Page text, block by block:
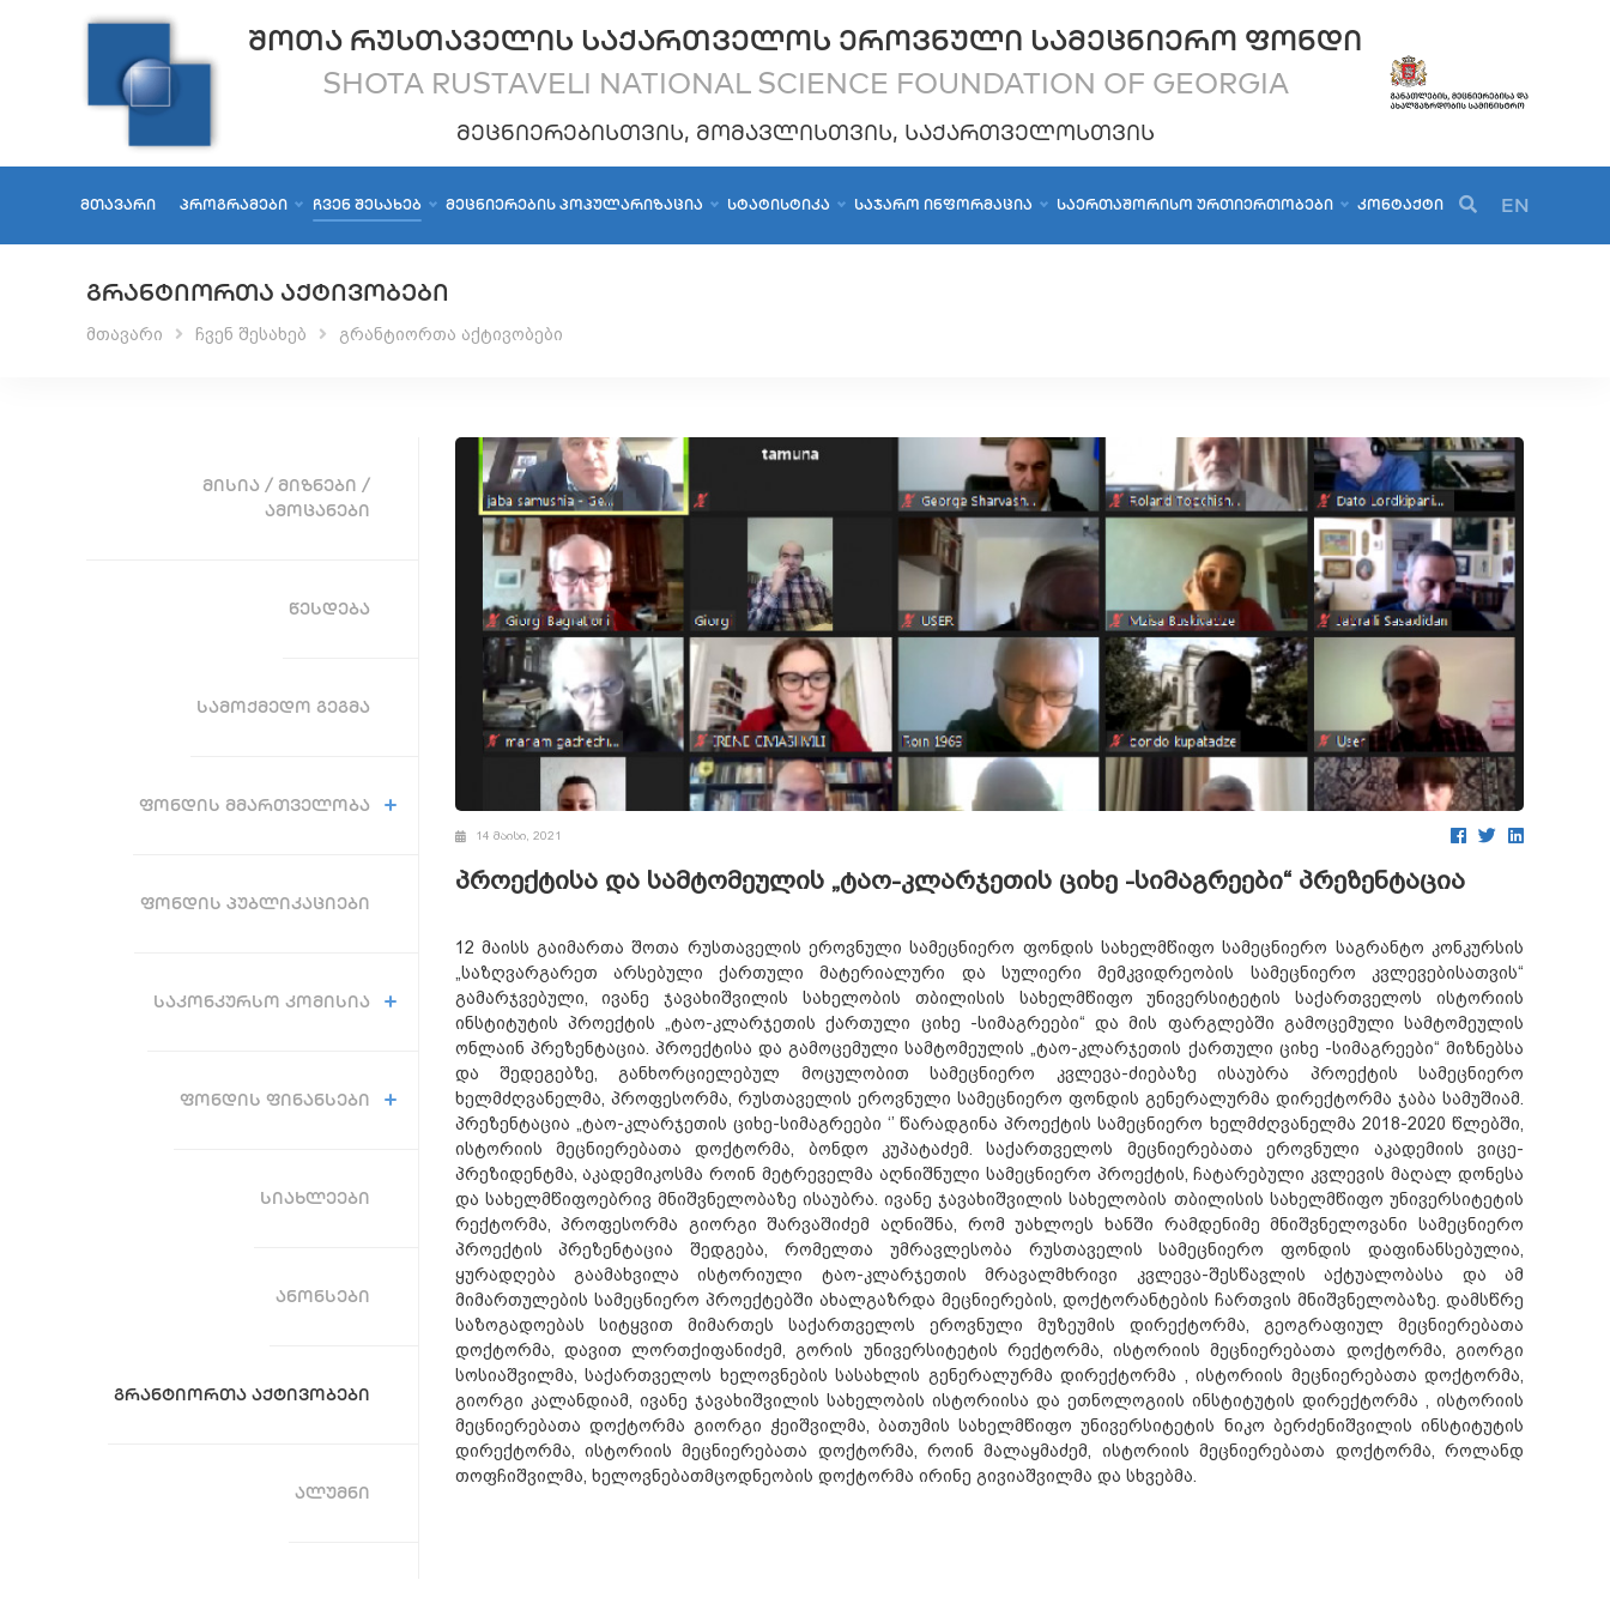
ᲨᲝᲗᲐ ᲠᲣᲡᲗᲐᲕᲔᲚᲘᲡ ᲡᲐᲥᲐᲠᲗᲕᲔᲚᲝᲡ ᲔᲠᲝᲕᲜᲣᲚᲘ ᲡᲐᲛᲔᲪᲜᲘᲔᲠᲝ ᲤᲝᲜᲓᲘ
SHOTA RUSTAVELI NATIONAL SCIENCE FOUNDATION OF GEORGIA
ᲛᲔᲪᲜᲘᲔᲠᲔᲑᲘᲡᲗᲕᲘᲡ, ᲛᲝᲛᲐᲕᲚᲘᲡᲗᲕᲘᲡ, ᲡᲐᲥᲐᲠᲗᲕᲔᲚᲝᲡᲗᲕᲘᲡ
ᲛᲗᲐᲕᲐᲠᲘ ᲞᲠᲝᲒᲠᲐᲛᲔᲑᲘ ᲩᲕᲔᲜ ᲨᲔᲡᲐᲮᲔᲑ ᲛᲔᲪᲜᲘᲔᲠᲔᲑᲘᲡ ᲞᲝᲞᲣᲚᲐᲠᲘᲖᲐᲪᲘᲐ ᲡᲢᲐᲢᲘᲡᲢᲘᲙᲐ ᲡᲐᲯᲐᲠᲝ ᲘᲜᲤᲝᲠᲛᲐᲪᲘᲐ ᲡᲐᲔᲠᲗᲐᲨᲝᲠᲘᲡᲝ ᲣᲠᲗᲘᲔᲠᲗᲝᲑᲔᲑᲘ ᲙᲝᲜᲢᲐᲥᲢᲘ EN
ᲒᲠᲐᲜᲢᲘᲝᲠᲗᲐ ᲐᲥᲢᲘᲕᲝᲑᲔᲑᲘ
მთავარი ჩვენ შესახებ გრანტიორთა აქტივობები
ᲛᲘᲡᲘᲐ / ᲛᲘᲖᲜᲔᲑᲘ /
ᲐᲛᲝᲪᲐᲜᲔᲑᲘ
ᲬᲔᲡᲓᲔᲑᲐ
ᲡᲐᲛᲝᲥᲛᲔᲓᲝ ᲒᲔᲒᲛᲐ
ᲤᲝᲜᲓᲘᲡ ᲛᲛᲐᲠᲗᲕᲔᲚᲝᲑᲐ
ᲤᲝᲜᲓᲘᲡ ᲞᲣᲑᲚᲘᲙᲐᲪᲘᲔᲑᲘ
ᲡᲐᲙᲝᲜᲙᲣᲠᲡᲝ ᲙᲝᲛᲘᲡᲘᲐ
ᲤᲝᲜᲓᲘᲡ ᲤᲘᲜᲐᲜᲡᲔᲑᲘ
ᲡᲘᲐᲮᲚᲔᲔᲑᲘ
ᲐᲜᲝᲜᲡᲔᲑᲘ
ᲒᲠᲐᲜᲢᲘᲝᲠᲗᲐ ᲐᲥᲢᲘᲕᲝᲑᲔᲑᲘ
ᲐᲚᲣᲛᲜᲘ
14 მაისი, 2021
პროექტისა და სამტომეულის „ტაო-კლარჯეთის ციხე -სიმაგრეები“ პრეზენტაცია
12 მაისს გაიმართა შოთა რუსთაველის ეროვნული სამეცნიერო ფონდის სახელმწიფო სამეცნიერო საგრანტო კონკურსის
„საზღვარგარეთ არსებული ქართული მატერიალური და სულიერი მემკვიდრეობის სამეცნიერო კვლევებისათვის“
გამარჯვებული, ივანე ჯავახიშვილის სახელობის თბილისის სახელმწიფო უნივერსიტეტის საქართველოს ისტორიის
ინსტიტუტის პროექტის „ტაო-კლარჯეთის ქართული ციხე -სიმაგრეები“ და მის ფარგლებში გამოცემული სამტომეულის
ონლაინ პრეზენტაცია. პროექტისა და გამოცემული სამტომეულის „ტაო-კლარჯეთის ქართული ციხე -სიმაგრეები“ მიზნებსა
და შედეგებზე, განხორციელებულ მოცულობით სამეცნიერო კვლევა-ძიებაზე ისაუბრა პროექტის სამეცნიერო
ხელმძღვანელმა, პროფესორმა, რუსთაველის ეროვნული სამეცნიერო ფონდის გენერალურმა დირექტორმა ჯაბა სამუშიამ.
პრეზენტაცია „ტაო-კლარჯეთის ციხე-სიმაგრეები ‘’ წარადგინა პროექტის სამეცნიერო ხელმძღვანელმა 2018-2020 წლებში,
ისტორიის მეცნიერებათა დოქტორმა, ბონდო კუპატაძემ. საქართველოს მეცნიერებათა ეროვნული აკადემიის ვიცე-
პრეზიდენტმა, აკადემიკოსმა როინ მეტრეველმა აღნიშნული სამეცნიერო პროექტის, ჩატარებული კვლევის მაღალ დონესა
და სახელმწიფოებრივ მნიშვნელობაზე ისაუბრა. ივანე ჯავახიშვილის სახელობის თბილისის სახელმწიფო უნივერსიტეტის
რექტორმა, პროფესორმა გიორგი შარვაშიძემ აღნიშნა, რომ უახლოეს ხანში რამდენიმე მნიშვნელოვანი სამეცნიერო
პროექტის პრეზენტაცია შედგება, რომელთა უმრავლესობა რუსთაველის სამეცნიერო ფონდის დაფინანსებულია,
ყურადღება გაამახვილა ისტორიული ტაო-კლარჯეთის მრავალმხრივი კვლევა-შესწავლის აქტუალობასა და ამ
მიმართულების სამეცნიერო პროექტებში ახალგაზრდა მეცნიერების, დოქტორანტების ჩართვის მნიშვნელობაზე. დამსწრე
საზოგადოებას სიტყვით მიმართეს საქართველოს ეროვნული მუზეუმის დირექტორმა, გეოგრაფიულ მეცნიერებათა
დოქტორმა, დავით ლორთქიფანიძემ, გორის უნივერსიტეტის რექტორმა, ისტორიის მეცნიერებათა დოქტორმა, გიორგი
სოსიაშვილმა, საქართველოს ხელოვნების სასახლის გენერალურმა დირექტორმა , ისტორიის მეცნიერებათა დოქტორმა,
გიორგი კალანდიამ, ივანე ჯავახიშვილის სახელობის ისტორიისა და ეთნოლოგიის ინსტიტუტის დირექტორმა , ისტორიის
მეცნიერებათა დოქტორმა გიორგი ჭეიშვილმა, ბათუმის სახელმწიფო უნივერსიტეტის ნიკო ბერძენიშვილის ინსტიტუტის
დირექტორმა, ისტორიის მეცნიერებათა დოქტორმა, როინ მალაყმაძემ, ისტორიის მეცნიერებათა დოქტორმა, როლანდ
თოფჩიშვილმა, ხელოვნებათმცოდნეობის დოქტორმა ირინე გივიაშვილმა და სხვებმა.